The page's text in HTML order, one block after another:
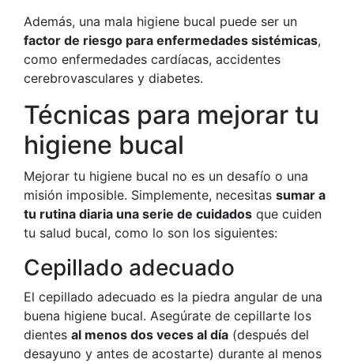
Además, una mala higiene bucal puede ser un
factor de riesgo para enfermedades sistémicas,
como enfermedades cardíacas, accidentes
cerebrovasculares y diabetes.
Técnicas para mejorar tu
higiene bucal
Mejorar tu higiene bucal no es un desafío o una
misión imposible. Simplemente, necesitas sumar a
tu rutina diaria una serie de cuidados que cuiden
tu salud bucal, como lo son los siguientes:
Cepillado adecuado
El cepillado adecuado es la piedra angular de una
buena higiene bucal. Asegúrate de cepillarte los
dientes al menos dos veces al día (después del
desayuno y antes de acostarte) durante al menos